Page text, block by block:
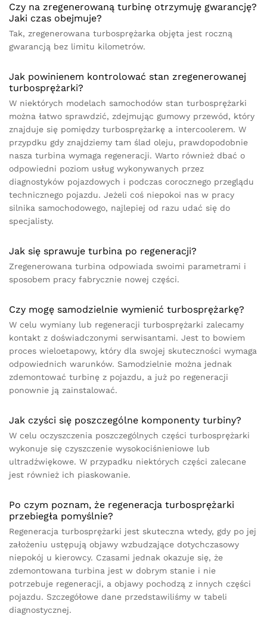
Czy na zregenerowaną turbinę otrzymuję gwarancję?
Jaki czas obejmuje?
Tak, zregenerowana turbosprężarka objęta jest roczną
gwarancją bez limitu kilometrów.
Jak powinienem kontrolować stan zregenerowanej
turbosprężarki?
W niektórych modelach samochodów stan turbosprężarki
można łatwo sprawdzić, zdejmując gumowy przewód, który
znajduje się pomiędzy turbosprężarkę a intercoolerem. W
przypdku gdy znajdziemy tam ślad oleju, prawdopodobnie
nasza turbina wymaga regeneracji. Warto również dbać o
odpowiedni poziom usług wykonywanych przez
diagnostyków pojazdowych i podczas corocznego przeglądu
technicznego pojazdu. Jeżeli coś niepokoi nas w pracy
silnika samochodowego, najlepiej od razu udać się do
specjalisty.
Jak się sprawuje turbina po regeneracji?
Zregenerowana turbina odpowiada swoimi parametrami i
sposobem pracy fabrycznie nowej części.
Czy mogę samodzielnie wymienić turbosprężarkę?
W celu wymiany lub regeneracji turbosprężarki zalecamy
kontakt z doświadczonymi serwisantami. Jest to bowiem
proces wieloetapowy, który dla swojej skuteczności wymaga
odpowiednich warunków. Samodzielnie można jednak
zdemontować turbinę z pojazdu, a już po regeneracji
ponownie ją zainstalować.
Jak czyści się poszczególne komponenty turbiny?
W celu oczyszczenia poszczególnych części turbosprężarki
wykonuje się czyszczenie wysokociśnieniowe lub
ultradźwiękowe. W przypadku niektórych części zalecane
jest również ich piaskowanie.
Po czym poznam, że regeneracja turbosprężarki
przebiegła pomyślnie?
Regeneracja turbosprężarki jest skuteczna wtedy, gdy po jej
założeniu ustępują objawy wzbudzające dotychczasowy
niepokój u kierowcy. Czasami jednak okazuje się, że
zdemontowana turbina jest w dobrym stanie i nie
potrzebuje regeneracji, a objawy pochodzą z innych części
pojazdu. Szczegółowe dane przedstawiliśmy w tabeli
diagnostycznej.